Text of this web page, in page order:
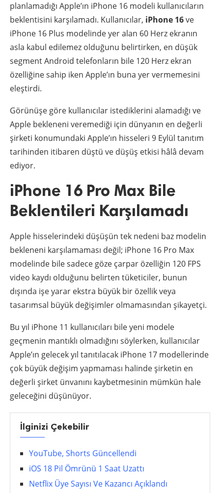
planlamadığı Apple’ın iPhone 16 modeli kullanıcıların
beklentisini karşılamadı. Kullanıcılar, iPhone 16ve
iPhone 16 Plus modelinde yer alan 60 Herz ekranın
asla kabul edilemez olduğunu belirtirken, en düşük
segment Android telefonların bile 120 Herz ekran
özelliğine sahip iken Apple’ın buna yer vermemesini
eleştirdi.
Görünüşe göre kullanıcılar istediklerini alamadığı ve
Apple bekleneni veremediği için dünyanın en değerli
şirketi konumundaki Apple’ın hisseleri 9 Eylül tanıtım
tarihinden itibaren düştü ve düşüş etkisi hâlâ devam
ediyor.
iPhone 16 Pro Max Bile
Beklentileri Karşılamadı
Apple hisselerindeki düşüşün tek nedeni baz modelin
bekleneni karşılamaması değil; iPhone 16 Pro Max
modelinde bile sadece göze çarpar özelliğin 120 FPS
video kaydı olduğunu belirten tüketiciler, bunun
dışında işe yarar ekstra büyük bir özellik veya
tasarımsal büyük değişimler olmamasından şikayetçi.
Bu yıl iPhone 11 kullanıcıları bile yeni modele
geçmenin mantıklı olmadığını söylerken, kullanıcılar
Apple’ın gelecek yıl tanıtılacak iPhone 17 modellerinde
çok büyük değişim yapmaması halinde şirketin en
değerli şirket ünvanını kaybetmesinin mümkün hale
geleceğini düşünüyor.
İlginizi Çekebilir
YouTube, Shorts Güncellendi
iOS 18 Pil Ömrünü 1 Saat Uzattı
Netflix Üye Sayısı Ve Kazancı Açıklandı